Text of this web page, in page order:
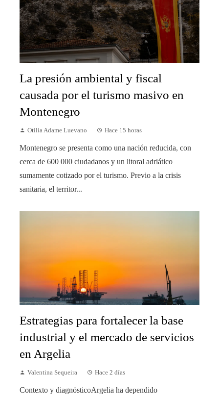
La presión ambiental y fiscal
causada por el turismo masivo en
Montenegro
Otilia Adame Luevano Hace 15 horas
Montenegro se presenta como una nación reducida, con
cerca de 600 000 ciudadanos y un litoral adriático
sumamente cotizado por el turismo. Previo a la crisis
sanitaria, el territor...
Estrategias para fortalecer la base
industrial y el mercado de servicios
en Argelia
Valentina Sequeira Hace 2 días
Contexto y diagnósticoArgelia ha dependido